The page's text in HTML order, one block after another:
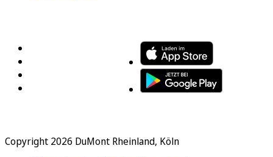
Copyright 2026 DuMont Rheinland, Köln